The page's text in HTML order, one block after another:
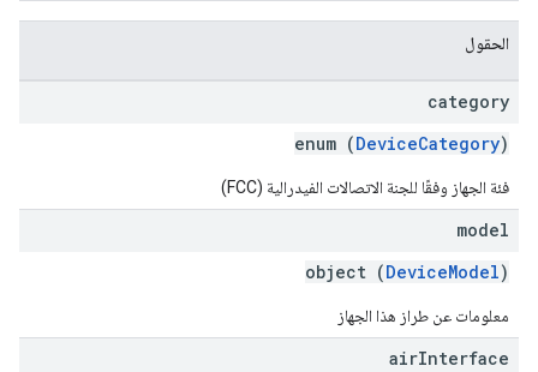
الحقول
category
enum (DeviceCategory)
فئة الجهاز وفقًا للجنة الاتصالات الفيدرالية (FCC)
model
object (DeviceModel)
معلومات عن طراز هذا الجهاز
airInterface